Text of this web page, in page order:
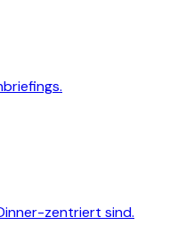
zentriert sind.